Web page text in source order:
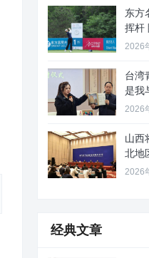
东方
挥杆
2026
台湾
是我
2026
山西
北地
2026
经典文章